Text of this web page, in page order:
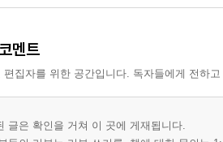
멘트
편집자를 위한 공간입니다. 독자들에게 전하
글은 확인을 거쳐 이 곳에 게재됩니다.